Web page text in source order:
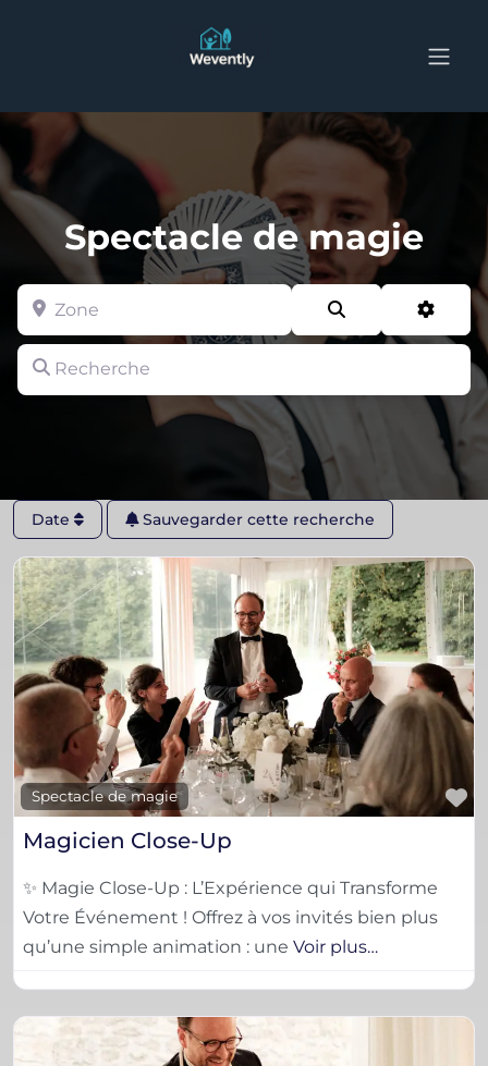
Spectacle de magie
Recherche
Zone
Date Sauvegarder cette recherche
Spectacle de magie
Magicien Close-Up
✨ Magie Close-Up : L’Expérience qui Transforme
Votre Événement ! Offrez à vos invités bien plus
qu’une simple animation : une Voir plus…